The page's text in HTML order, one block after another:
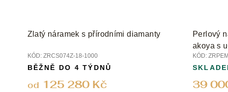
Zlatý náramek s přírodními diamanty
KÓD: ZRCS074Z-18-1000
od 125 280 Kč
BĚŽNĚ DO 4 TÝDNŮ
Perlový
akoya s
mm
KÓD:
39